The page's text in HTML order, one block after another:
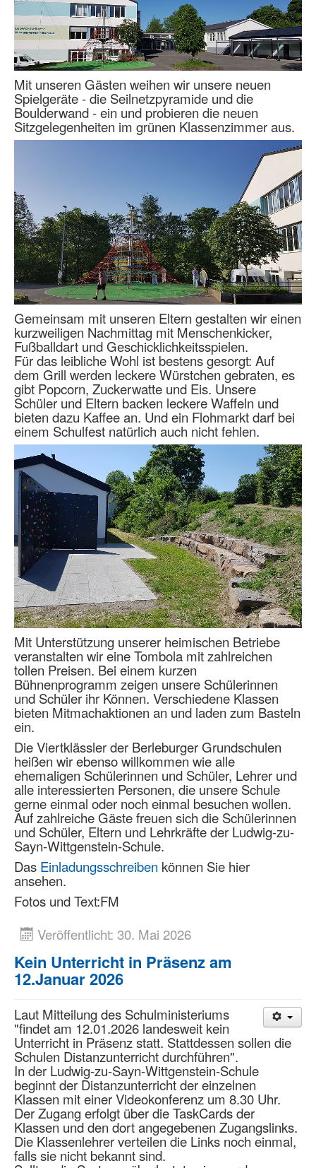
Mit unseren Gästen weihen wir unsere neuen
Spielgeräte - die Seilnetzpyramide und die
Boulderwand - ein und probieren die neuen
Sitzgelegenheiten im grünen Klassenzimmer aus.
Gemeinsam mit unseren Eltern gestalten wir einen
kurzweiligen Nachmittag mit Menschenkicker,
Fußballdart und Geschicklichkeitsspielen.
Für das leibliche Wohl ist bestens gesorgt: Auf
dem Grill werden leckere Würstchen gebraten, es
gibt Popcorn, Zuckerwatte und Eis. Unsere
Schüler und Eltern backen leckere Waffeln und
bieten dazu Kaffee an. Und ein Flohmarkt darf bei
einem Schulfest natürlich auch nicht fehlen.
Mit Unterstützung unserer heimischen Betriebe
veranstalten wir eine Tombola mit zahlreichen
tollen Preisen. Bei einem kurzen
Bühnenprogramm zeigen unsere Schülerinnen
und Schüler ihr Können. Verschiedene Klassen
bieten Mitmachaktionen an und laden zum Basteln
ein.
Die Viertklässler der Berleburger Grundschulen
heißen wir ebenso willkommen wie alle
ehemaligen Schülerinnen und Schüler, Lehrer und
alle interessierten Personen, die unsere Schule
gerne einmal oder noch einmal besuchen wollen.
Auf zahlreiche Gäste freuen sich die Schülerinnen
und Schüler, Eltern und Lehrkräfte der Ludwig-zu-
Sayn-Wittgenstein-Schule.
Das Einladungsschreiben können Sie hier
ansehen.
Fotos und Text:FM
Veröffentlicht: 30. Mai 2026
Kein Unterricht in Präsenz am
12.Januar 2026
Laut Mitteilung des Schulministeriums
"findet am 12.01.2026 landesweit kein
Unterricht in Präsenz statt. Stattdessen sollen die
Schulen Distanzunterricht durchführen".
In der Ludwig-zu-Sayn-Wittgenstein-Schule
beginnt der Distanzunterricht der einzelnen
Klassen mit einer Videokonferenz um 8.30 Uhr.
Der Zugang erfolgt über die TaskCards der
Klassen und den dort angegebenen Zugangslinks.
Die Klassenlehrer verteilen die Links noch einmal,
falls sie nicht bekannt sind.